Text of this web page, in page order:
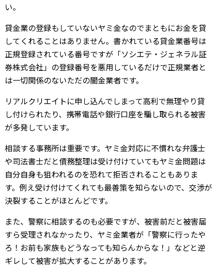
い。
貸金業の登録もしていないヤミ金なのでまともにお金を貸
してくれることはありません。書かれている貸金業番号は
正規登録されている番号ですが「ソシエテ・ジェネラル証
券株式会社」の登録番号を悪用しているだけで正規業者と
は一切関係のないただの闇金業者です。
リアルクリエイトに申し込んでしまって高利で無理やり貸
し付けられたり、携帯電話や銀行口座を騙し取られる被害
が多発しています。
相談する事務所は重要です。ヤミ金対応に不慣れな弁護士
や司法書士だと債務整理は受け付けていてもヤミ金問題は
自分自身も狙われるのを恐れて拒否されることもありま
す。例え受け付けてくれても最善策を知らないので、交渉が
決裂することがほとんどです。
また、警察に相談するのも必要ですが、被害前だと被害届
すら受理されなかったり、ヤミ金業者が「警察に行ったや
ろ！お前も家族もどうなっても知らんからな！」などと逆
ギレして被害が拡大することがあります。